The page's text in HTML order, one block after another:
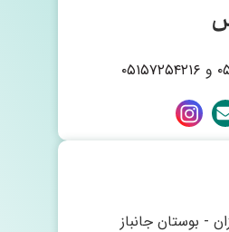
و ۰۵۱۵۷۲۵۴۲۱۶
- بوستان جانباز